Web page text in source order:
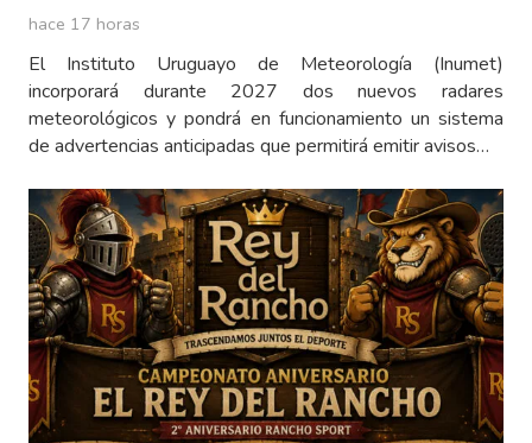
hace 17 horas
El Instituto Uruguayo de Meteorología (Inumet)
incorporará durante 2027 dos nuevos radares
meteorológicos y pondrá en funcionamiento un sistema
de advertencias anticipadas que permitirá emitir avisos…